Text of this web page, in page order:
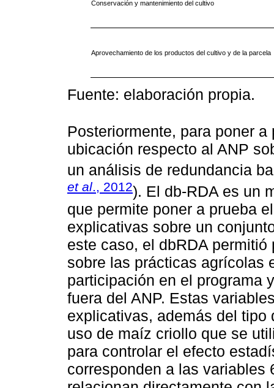
Conservación y mantenimiento del cultivo
Aprovechamiento de los productos del cultivo y de la parcela
Fuente: elaboración propia.
Posteriormente, para poner
ubicación respecto al ANP
un análisis de redundancia
et al., 2012). El db-RDA es un
que permite poner a prueba
explicativas sobre un
este caso, el dbRDA
sobre las prácticas agrícolas
participación en el programa
fuera del ANP. Estas
explicativas, además del
uso de maíz criollo que se
para controlar el efecto
corresponden a las variables